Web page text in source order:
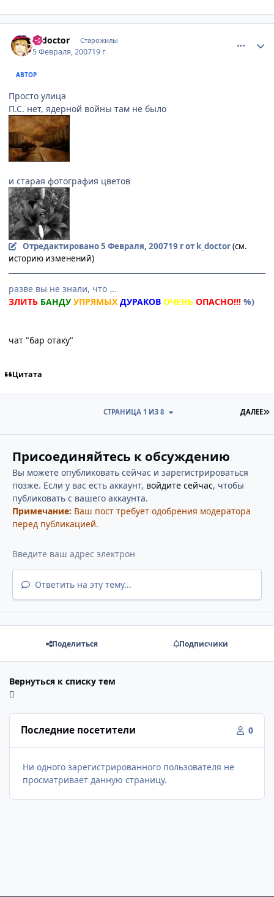
k_doctor Старожилы
5 Февраля, 200719 г
АВТОР
Просто улица
П.С. нет, ядерной войны там не было
и старая фотография цветов
Отредактировано5 Февраля, 200719 гот k_doctor(см.
историю изменений)
разве вы не знали, что ...
ЗЛИТЬ БАНДУ УПРЯМЫХ ДУРАКОВ ОЧЕНЬ ОПАСНО!!! %)
чат "бар отаку"
Цитата
ДАЛЕЕ
СТРАНИЦА 1 ИЗ 8
Присоединяйтесь к обсуждению
Вы можете опубликовать сейчас и зарегистрироваться
позже. Если у вас есть аккаунт, войдите сейчас, чтобы
публиковать с вашего аккаунта.
Примечание: Ваш пост требует одобрения модератора
перед публикацией.
Ответить на эту тему...
Поделиться Подписчики
Вернуться к списку тем
Последние посетители 0
Ни одного зарегистрированного пользователя не
просматривает данную страницу.